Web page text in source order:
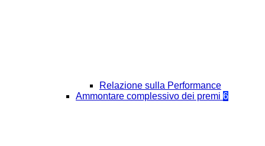
Relazione sulla Performance
Ammontare complessivo dei premi 6